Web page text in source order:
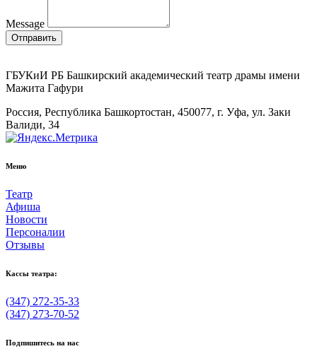
Message
Отправить
ГБУКиИ РБ Башкирский академический театр драмы имени
Мажита Гафури
Россия, Республика Башкортостан, 450077, г. Уфа, ул. Заки
Валиди, 34
Меню
Театр
Афиша
Новости
Персоналии
Отзывы
Кассы театра:
(347) 272-35-33
(347) 273-70-52
Подпишитесь на нас